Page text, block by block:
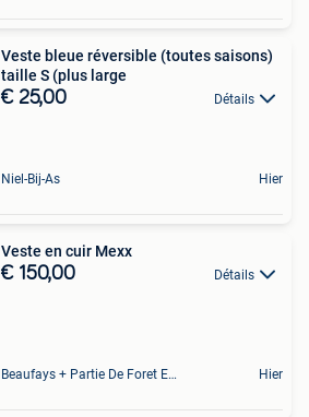
Veste bleue réversible (toutes saisons)
taille S (plus large
€ 25,00 Détails
Niel-Bij-As Hier
Veste en cuir Mexx
€ 150,00 Détails
Beaufays + Partie De Foret Et De Tilff Hier